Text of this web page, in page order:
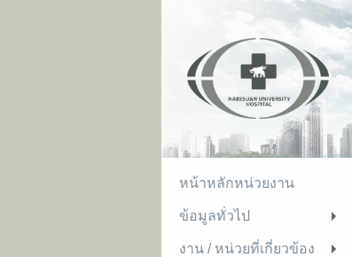
หน้าหลักหน่วยงาน
ข้อมูลทั่วไป
งาน / หน่วยที่เกี่ยวข้อง